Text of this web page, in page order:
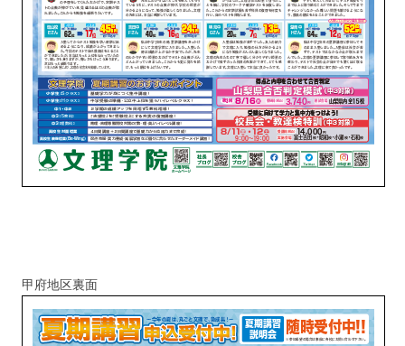
甲府地区裏面